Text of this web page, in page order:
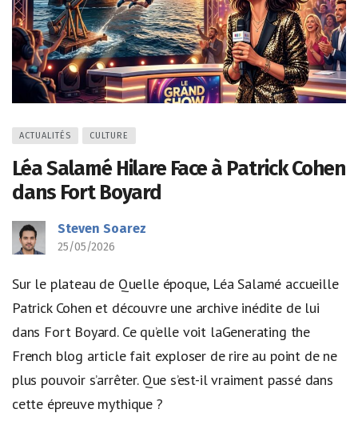
ACTUALITÉS CULTURE
Léa Salamé Hilare Face à Patrick Cohen
dans Fort Boyard
Steven Soarez
25/05/2026
Sur le plateau de Quelle époque, Léa Salamé accueille
Patrick Cohen et découvre une archive inédite de lui
dans Fort Boyard. Ce qu’elle voit laGenerating the
French blog article fait exploser de rire au point de ne
plus pouvoir s’arrêter. Que s’est-il vraiment passé dans
cette épreuve mythique ?